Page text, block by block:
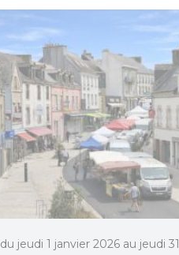
du jeudi 1 janvier 2026 au jeudi 31